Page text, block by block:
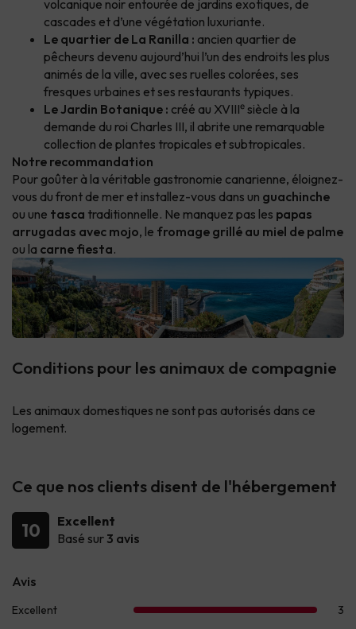
volcanique noir entourée de jardins exotiques, de
cascades et d’une végétation luxuriante.
Le quartier de La Ranilla : ancien quartier de
pêcheurs devenu aujourd’hui l’un des endroits les plus
animés de la ville, avec ses ruelles colorées, ses
fresques urbaines et ses restaurants typiques.
Le Jardin Botanique : créé au XVIIIᵉ siècle à la
demande du roi Charles III, il abrite une remarquable
collection de plantes tropicales et subtropicales.
Notre recommandation
Pour goûter à la véritable gastronomie canarienne, éloignez-
vous du front de mer et installez-vous dans un guachinche
ou une tasca traditionnelle. Ne manquez pas les papas
arrugadas avec mojo, le fromage grillé au miel de palme
ou la carne fiesta.
Conditions pour les animaux de compagnie
Les animaux domestiques ne sont pas autorisés dans ce
logement.
Ce que nos clients disent de l'hébergement
10
Excellent
Basé sur 3 avis